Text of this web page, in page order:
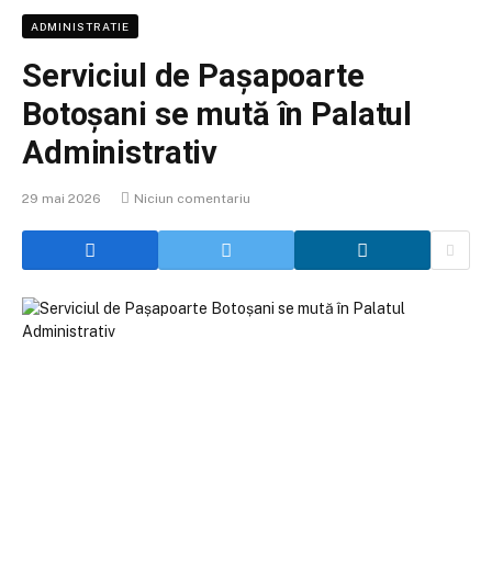
ADMINISTRATIE
Serviciul de Pașapoarte
Botoșani se mută în Palatul
Administrativ
29 mai 2026 Niciun comentariu